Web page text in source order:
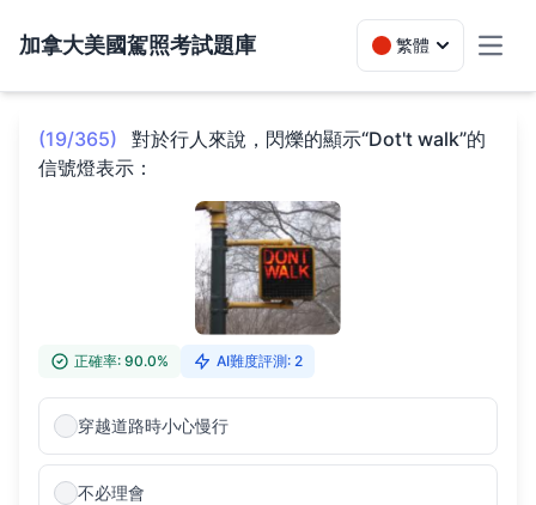
加拿大美國駕照考試題庫 繁體
(19/365)
對於行人來說，閃爍的顯示“Dot't walk”的
信號燈表示：
正確率: 90.0% AI難度評測: 2
穿越道路時小心慢行
不必理會